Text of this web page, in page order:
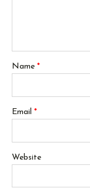
Name *
Email *
Website